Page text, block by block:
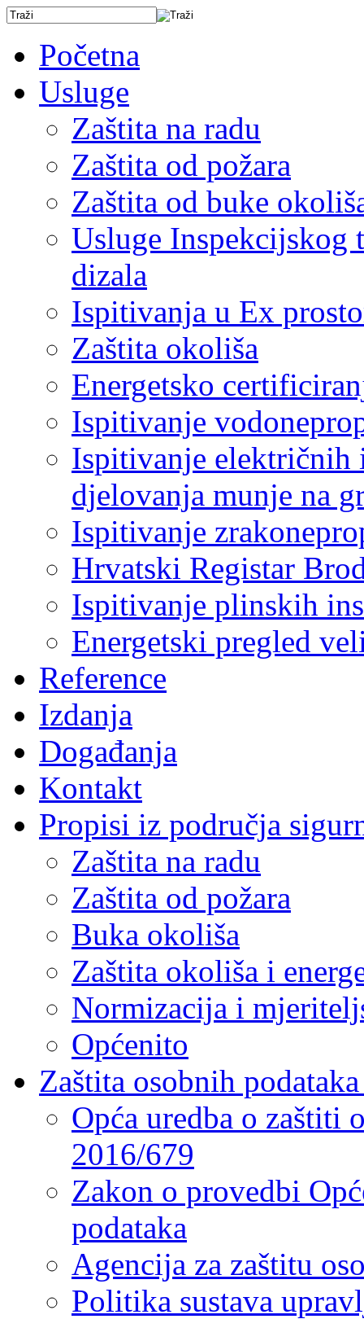
Početna
Usluge
Zaštita na radu
Zaštita od požara
Zaštita od buke
Usluge Inspekcijskog
dizala
Ispitivanja u Ex
Zaštita okoliša
Energetsko
Ispitivanje
Ispitivanje električnih
djelovanja munje na
Ispitivanje
Hrvatski Registar
Ispitivanje plinskih
Energetski pregled
Reference
Izdanja
Događanja
Kontakt
Propisi iz područja
Zaštita na radu
Zaštita od požara
Buka okoliša
Zaštita okoliša i
Normizacija i
Općenito
Zaštita osobnih
Opća uredba o zaštiti
2016/679
Zakon o provedbi
podataka
Agencija za zaštitu
Politika sustava